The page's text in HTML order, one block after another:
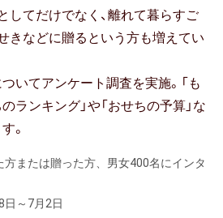
気祝い（快気内祝い）
結納返し
額ギフトの内祝い
職内祝い
香典返し
してだけでなく、離れて暮らすご
きなどに贈るという方も増えてい
いてアンケート調査を実施。「も
ランキング」や「おせちの予算」な
。
または贈った方、男女400名にインタ
日～7月2日